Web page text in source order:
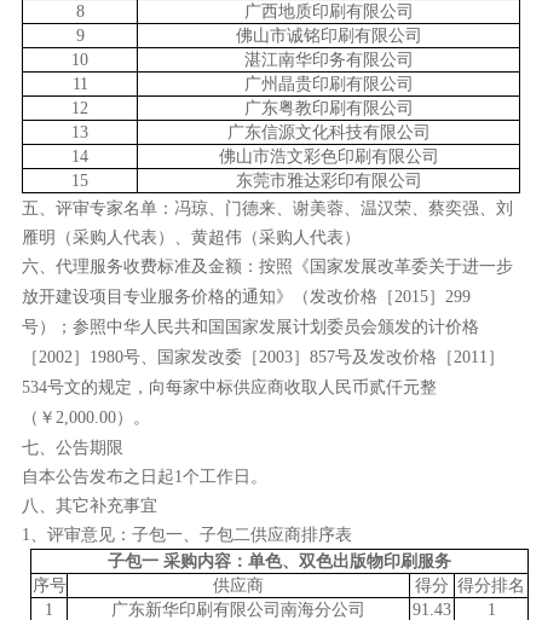
8
广西地质印刷有限公司
9
佛山市诚铭印刷有限公司
10
湛江南华印务有限公司
11
广州晶贵印刷有限公司
12
广东粤教印刷有限公司
13
广东信源文化科技有限公司
14
佛山市浩文彩色印刷有限公司
15
东莞市雅达彩印有限公司
五、评审专家名单：冯琼、门德来、谢美蓉、温汉荣、蔡奕强、刘
雁明（采购人代表）、黄超伟（采购人代表）
六、代理服务收费标准及金额： 按照 《国家发展改革委关于进一步
放开建设项目专业服务价格的通知》（发改价格［ 2015］299
号）；参照中华人民共和国国家发展计划委员会颁发的计价格
［2002］1980号、国家发改委［2003］857号及发改价格［2011］
534号文的规定， 向每家中标供应商收取人民币贰仟元整
（￥ 2,000.00）
。
七、公告期限
自本公告发布之日起1个工作日。
八、其它补充事宜
1、评审意见：子包一、子包二供应商排序表
子包一 采购内容：单色、双色出版物印刷服务
序号
供应商 得分 得分排名
1
广东新华印刷有限公司南海分公司 91.43
1